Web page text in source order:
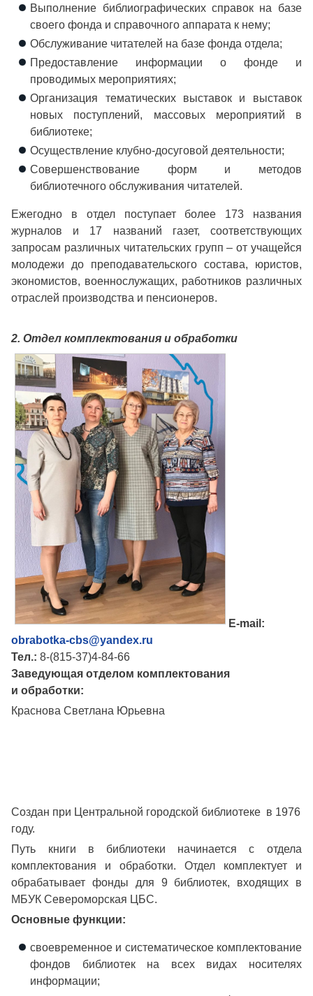
Выполнение библиографических справок на базе
своего фонда и справочного аппарата к нему;
Обслуживание читателей на базе фонда отдела;
Предоставление информации о фонде и
проводимых мероприятиях;
Организация тематических выставок и выставок
новых поступлений, массовых мероприятий в
библиотеке;
Осуществление клубно-досуговой деятельности;
Совершенствование форм и методов
библиотечного обслуживания читателей.
Ежегодно в отдел поступает более 173 названия
журналов и 17 названий газет, соответствующих
запросам различных читательских групп – от учащейся
молодежи до преподавательского состава, юристов,
экономистов, военнослужащих, работников различных
отраслей производства и пенсионеров.
2. Отдел комплектования и обработки
E-mail:
obrabotka-cbs@yandex.ru
Тел.:8-(815-37)4-84-66
Заведующая отделом комплектования
и обработки:
Краснова Светлана Юрьевна
Создан при Центральной городской библиотеке в 1976
году.
Путь книги в библиотеки начинается с отдела
комплектования и обработки. Отдел комплектует и
обрабатывает фонды для 9 библиотек, входящих в
МБУК Североморская ЦБС.
Основные функции:
своевременное и систематическое комплектование
фондов библиотек на всех видах носителях
информации;